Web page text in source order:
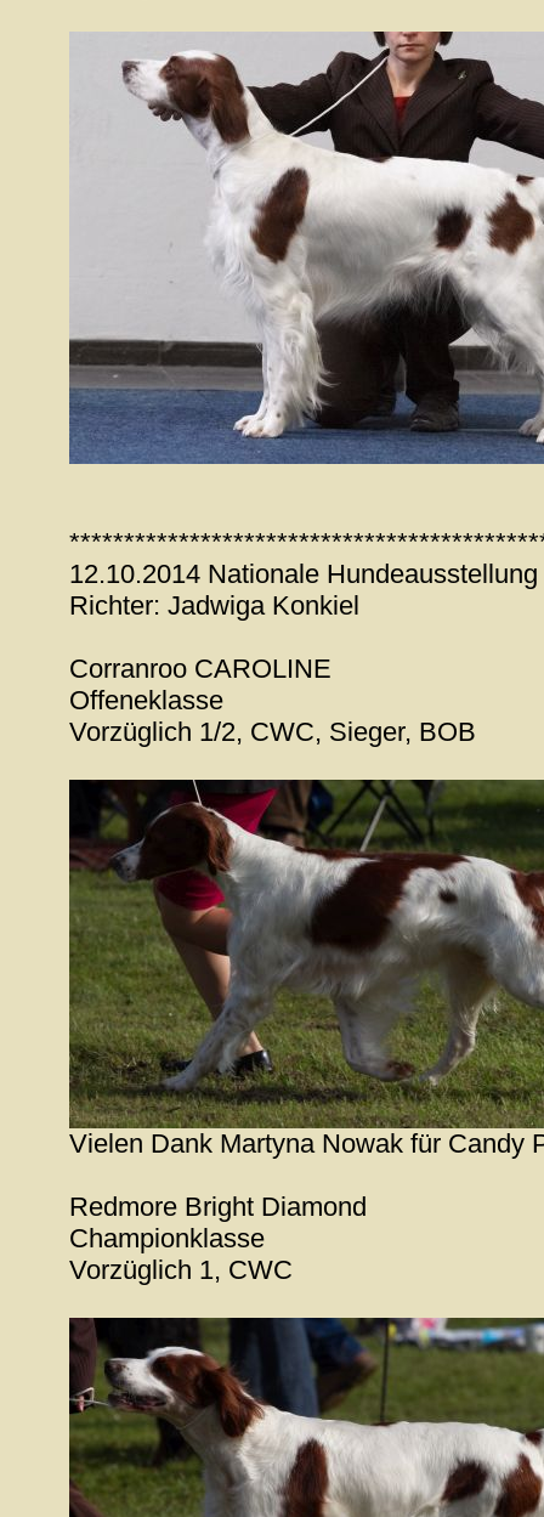
12.10.2014 Nationale
Richter: Jadwiga Konkiel
Corranroo CAROLINE
Offeneklasse
Vorzüglich 1/2, CWC, Sieger, BOB
Vielen Dank Martyna Nowak für Candy
Redmore Bright Diamond
Championklasse
Vorzüglich 1, CWC